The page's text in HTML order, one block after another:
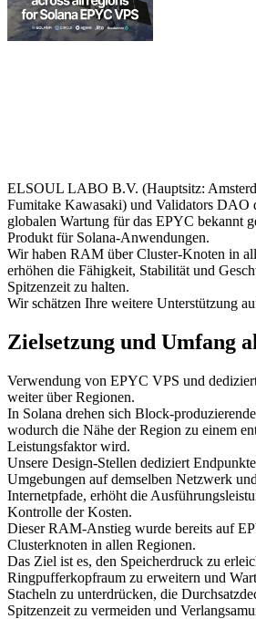
ELSOUL LABO B.V. (Hauptsitz:
Fumitake Kawasaki) und Validators DAO
globalen Wartung für das EPYC bekannt
Produkt für Solana-Anwendungen.
Wir haben RAM über Cluster-Knoten in
erhöhen die Fähigkeit, Stabilität und
Spitzenzeit zu halten.
Wir schätzen Ihre weitere Unterstützung
Zielsetzung und Umfang
Verwendung von EPYC VPS und
weiter über Regionen.
In Solana drehen sich Block-
wodurch die Nähe der Region zu einem
Leistungsfaktor wird.
Unsere Design-Stellen dediziert
Umgebungen auf demselben Netzwerk
Internetpfade, erhöht die
Kontrolle der Kosten.
Dieser RAM-Anstieg wurde bereits auf
Clusterknoten in allen Regionen.
Das Ziel ist es, den Speicherdruck zu
Ringpufferkopfraum zu erweitern und
Stacheln zu unterdrücken, die
Spitzenzeit zu vermeiden und